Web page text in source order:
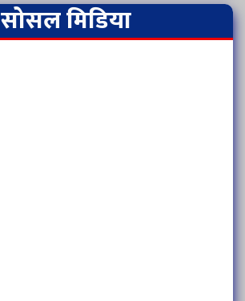
सोसल मिडिया